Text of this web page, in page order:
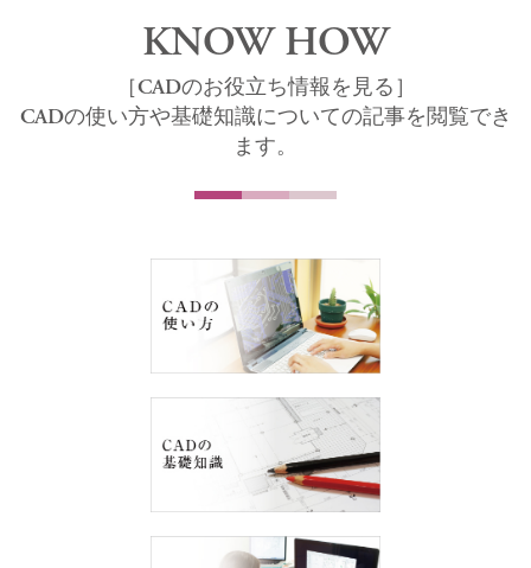
KNOW HOW
［CADのお役立ち情報を見る］
CADの使い方や基礎知識についての記事を閲覧でき
ます。